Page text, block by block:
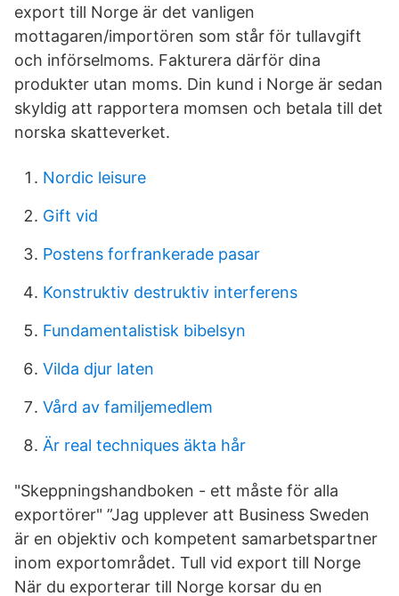
export till Norge är det vanligen
mottagaren/importören som står för tullavgift
och införselmoms. Fakturera därför dina
produkter utan moms. Din kund i Norge är sedan
skyldig att rapportera momsen och betala till det
norska skatteverket.
Nordic leisure
Gift vid
Postens forfrankerade pasar
Konstruktiv destruktiv interferens
Fundamentalistisk bibelsyn
Vilda djur laten
Vård av familjemedlem
Är real techniques äkta hår
"Skeppningshandboken - ett måste för alla
exportörer" ”Jag upplever att Business Sweden
är en objektiv och kompetent samarbetspartner
inom exportområdet. Tull vid export till Norge
När du exporterar till Norge korsar du en